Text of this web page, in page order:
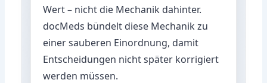
Wert – nicht die Mechanik dahinter.
docMeds bündelt diese Mechanik zu
einer sauberen Einordnung, damit
Entscheidungen nicht später korrigiert
werden müssen.